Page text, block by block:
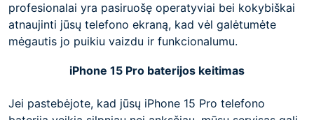
profesionalai yra pasiruošę operatyviai bei kokybiškai
atnaujinti jūsų telefono ekraną, kad vėl galėtumėte
mėgautis jo puikiu vaizdu ir funkcionalumu.
iPhone 15 Pro baterijos keitimas
Jei pastebėjote, kad jūsų iPhone 15 Pro telefono